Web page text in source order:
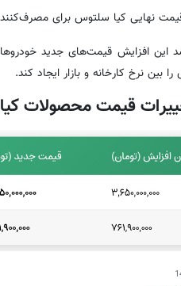
سلتوس برای مصرف‌کننده ۶ میلیارد و ۵۱۱ میلیون و ۹۰۰ هزار تومان خواهد
این افزایش قیمت‌های جدید خودروهای
بین نرخ کارخانه و بازار ایجاد کند.
قیمت محصولات کیا